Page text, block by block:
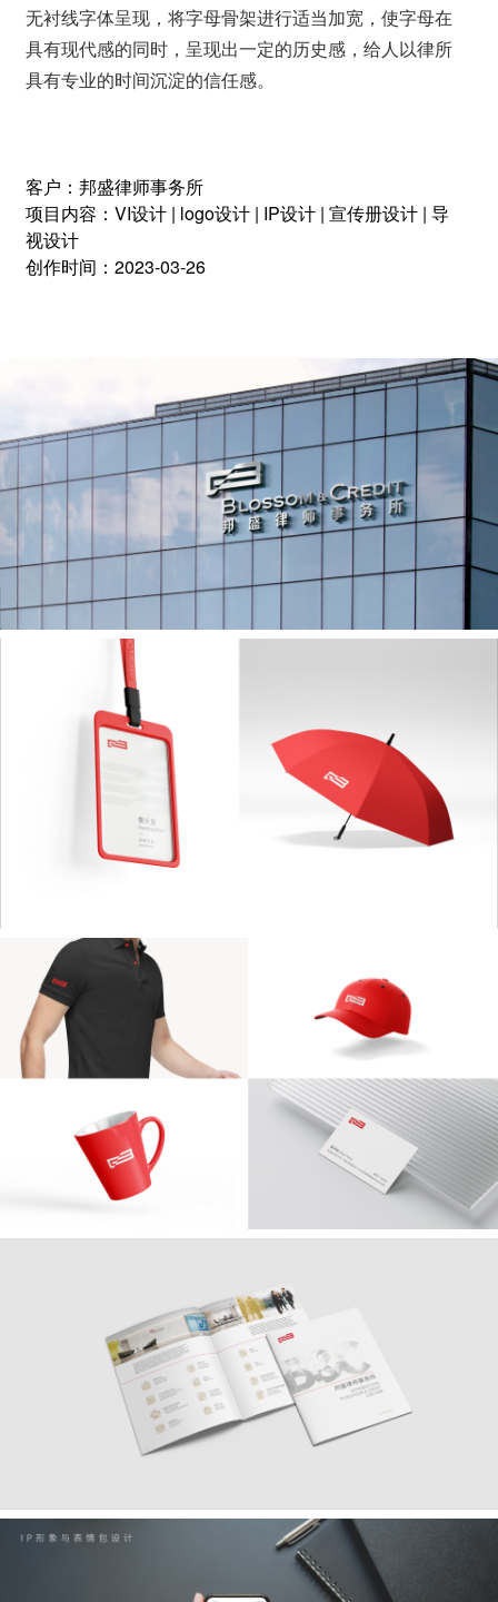
无衬线字体呈现，将字母骨架进行适当加宽，使字母在
具有现代感的同时，呈现出一定的历史感，给人以律所
具有专业的时间沉淀的信任感。
客户：邦盛律师事务所
项目内容：VI设计 | logo设计 | IP设计 | 宣传册设计 | 导
视设计
创作时间：2023-03-26